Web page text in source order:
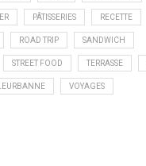
PÂTISSERIES RECETTE
ROAD TRIP SANDWICH
STREET FOOD TERRASSE
VOYAGES